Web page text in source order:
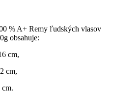
% A+ Remy ľudských vlasov
obsahuje:
cm,
cm,